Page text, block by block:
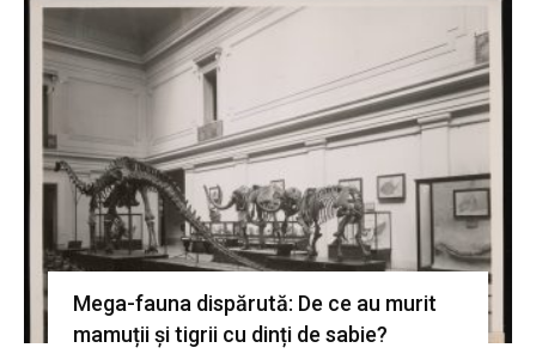
Mega-fauna dispărută: De ce au murit
mamuții și tigrii cu dinți de sabie?